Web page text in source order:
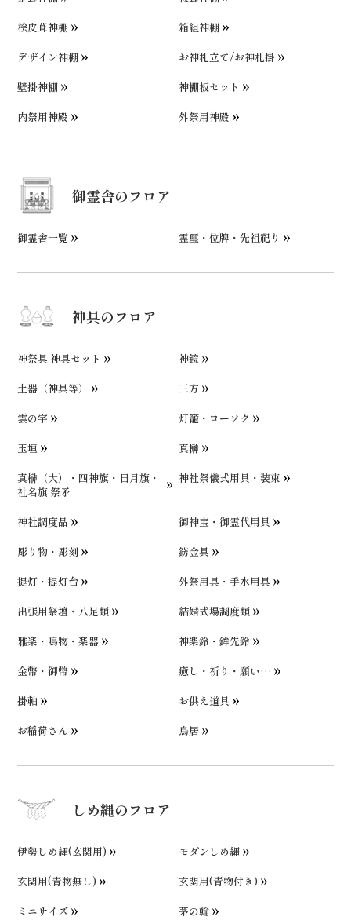
桧皮葺神棚
箱組神棚
デザイン神棚
お神札立て/お神札掛
壁掛神棚
神棚板セット
内祭用神殿
外祭用神殿
御霊舎のフロア
御霊舎一覧 霊璽・位牌・先祖祀り
神具のフロア
神祭具 神具セット
神鏡
土器（神具等）
三方
雲の字
灯籠・ローソク
玉垣
真榊
真榊（大）・四神旗・日月旗・
社名旗 祭矛
神社祭儀式用具・装束
神社調度品
御神宝・御霊代用具
彫り物・彫刻
錺金具
提灯・提灯台
外祭用具・手水用具
出張用祭壇・八足類
結婚式場調度類
雅楽・鳴物・楽器
神楽鈴・鉾先鈴
金幣・御幣
癒し・祈り・願い…
掛軸
お供え道具
お稲荷さん
鳥居
しめ縄のフロア
伊勢しめ縄(玄関用)
モダンしめ縄
玄関用(青物無し)
玄関用(青物付き)
ミニサイズ
茅の輪